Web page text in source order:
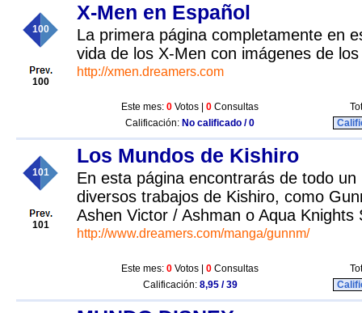
100
100
X-Men en Español
La primera página completamente en
vida de los X-Men con imágenes de
http://xmen.dreamers.com
Este mes: 0 Votos | 0 Consultas
Calificación: No calificado / 0
101
101
Los Mundos de Kishiro
En esta página encontrarás de todo un
diversos trabajos de Kishiro, como
Ashen Victor / Ashman o Aqua Knights
http://www.dreamers.com/manga/gunnm/
Este mes: 0 Votos | 0 Consultas
Calificación: 8,95 / 39